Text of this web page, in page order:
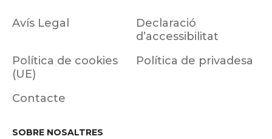
Avís Legal
Declaració
d’accessibilitat
Política de cookies
(UE)
Política de privadesa
Contacte
SOBRE NOSALTRES